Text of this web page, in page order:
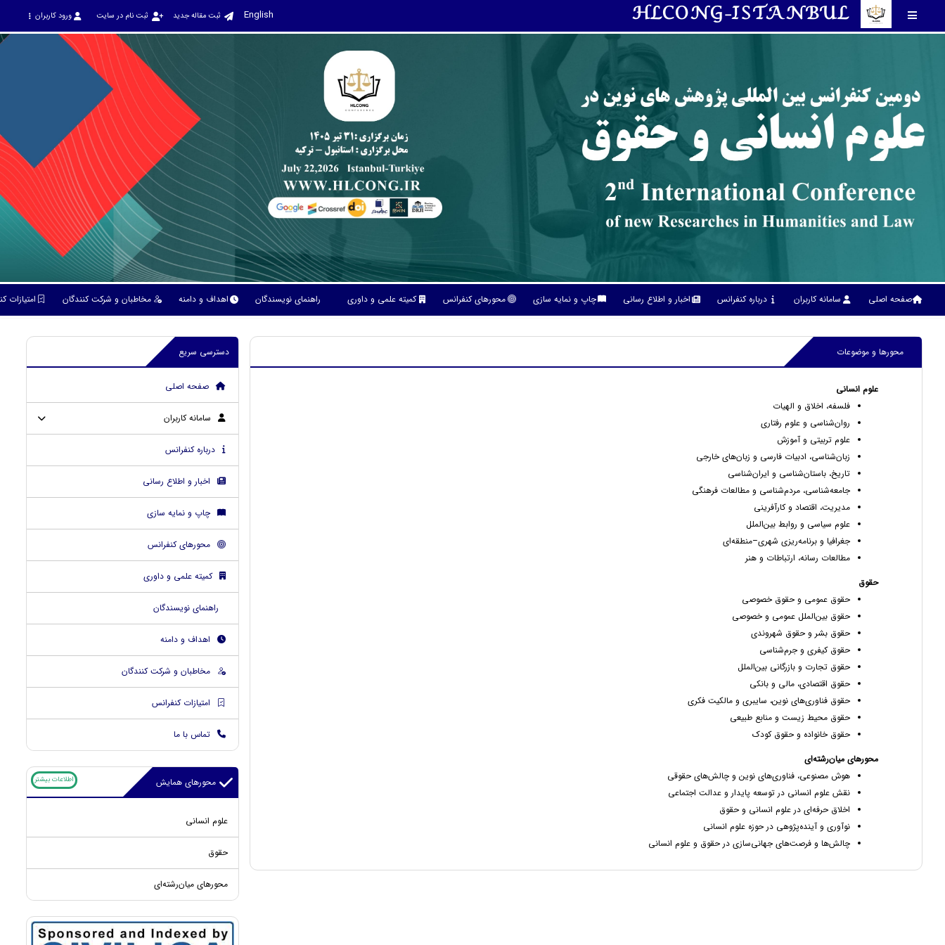
HLCONG-ISTANBUL
English ثبت مقاله جدید ثبت نام در سایت ورود کاربران
صفحه اصلی سامانه کاربران درباره کنفرانس اخبار و اطلاع رسانی چاپ و نمایه سازی محورهای کنفرانس کمیته علمی و داوری راهنمای نویسندگان اهداف و دامنه مخاطبان و شرکت کنندگان امتیازات
محورها و موضوعات
علوم انسانی
فلسفه، اخلاق و الهیات
روان‌شناسی و علوم رفتاری
علوم تربیتی و آموزش
زبان‌شناسی، ادبیات فارسی و زبان‌های خارجی
تاریخ، باستان‌شناسی و ایران‌شناسی
جامعه‌شناسی، مردم‌شناسی و مطالعات فرهنگی
مدیریت، اقتصاد و کارآفرینی
علوم سیاسی و روابط بین‌الملل
جغرافیا و برنامه‌ریزی شهری–منطقه‌ای
مطالعات رسانه، ارتباطات و هنر
حقوق
حقوق عمومی و حقوق خصوصی
حقوق بین‌الملل عمومی و خصوصی
حقوق بشر و حقوق شهروندی
حقوق کیفری و جرم‌شناسی
حقوق تجارت و بازرگانی بین‌الملل
حقوق اقتصادی، مالی و بانکی
حقوق فناوری‌های نوین، سایبری و مالکیت فکری
حقوق محیط زیست و منابع طبیعی
حقوق خانواده و حقوق کودک
محورهای میان‌رشته‌ای
هوش مصنوعی، فناوری‌های نوین و چالش‌های حقوقی
نقش علوم انسانی در توسعه پایدار و عدالت اجتماعی
اخلاق حرفه‌ای در علوم انسانی و حقوق
نوآوری و آینده‌پژوهی در حوزه علوم انسانی
چالش‌ها و فرصت‌های جهانی‌سازی در حقوق و علوم انسانی
دسترسی سریع
صفحه اصلی
سامانه کاربران
درباره کنفرانس
اخبار و اطلاع رسانی
چاپ و نمایه سازی
محورهای کنفرانس
کمیته علمی و داوری
راهنمای نویسندگان
اهداف و دامنه
مخاطبان و شرکت کنندگان
امتیازات کنفرانس
تماس با ما
محورهای همایش اطلاعات بیشتر
علوم انسانی
حقوق
محورهای میان‌رشته‌ای